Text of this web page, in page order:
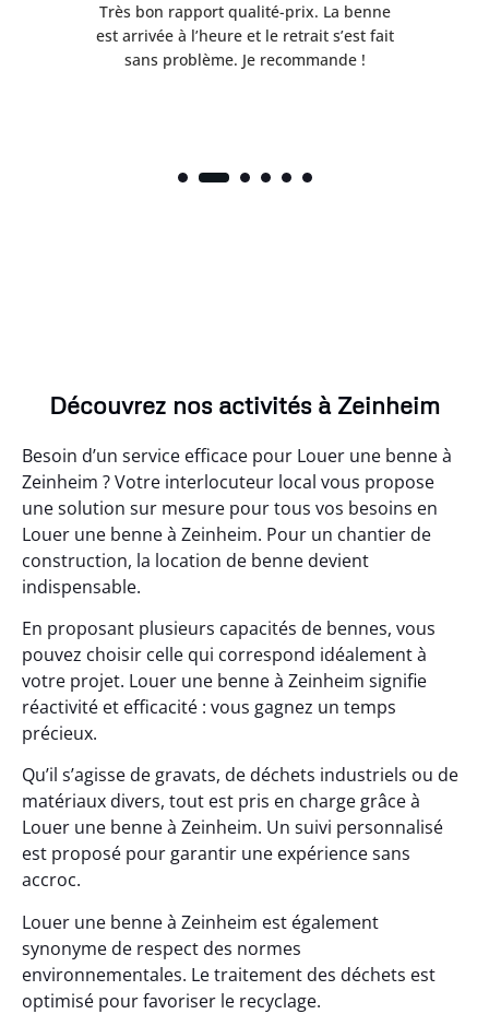
Très bon rapport qualité-prix. La benne
est arrivée à l’heure et le retrait s’est fait
sans problème. Je recommande !
Découvrez nos activités à Zeinheim
Besoin d’un service efficace pour Louer une benne à
Zeinheim ? Votre interlocuteur local vous propose
une solution sur mesure pour tous vos besoins en
Louer une benne à Zeinheim. Pour un chantier de
construction, la location de benne devient
indispensable.
En proposant plusieurs capacités de bennes, vous
pouvez choisir celle qui correspond idéalement à
votre projet. Louer une benne à Zeinheim signifie
réactivité et efficacité : vous gagnez un temps
précieux.
Qu’il s’agisse de gravats, de déchets industriels ou de
matériaux divers, tout est pris en charge grâce à
Louer une benne à Zeinheim. Un suivi personnalisé
est proposé pour garantir une expérience sans
accroc.
Louer une benne à Zeinheim est également
synonyme de respect des normes
environnementales. Le traitement des déchets est
optimisé pour favoriser le recyclage.